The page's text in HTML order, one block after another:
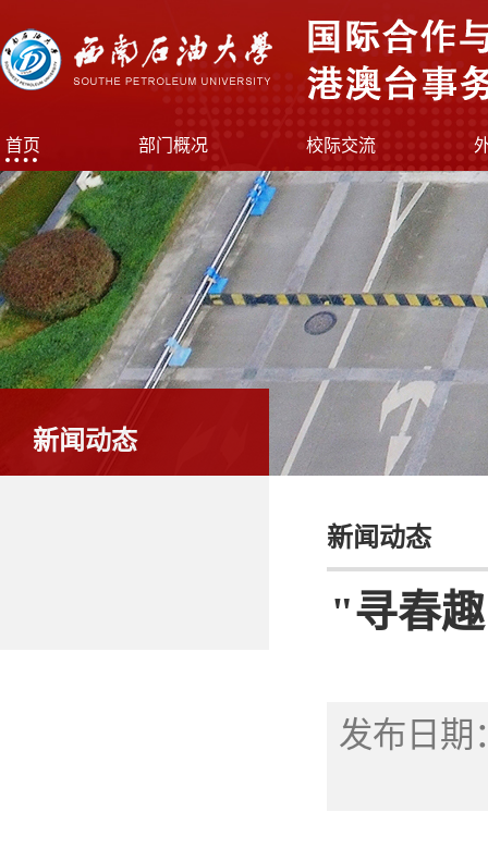
首页 部门概况 校际交流
新闻动态
新闻动态
"寻春
发布日